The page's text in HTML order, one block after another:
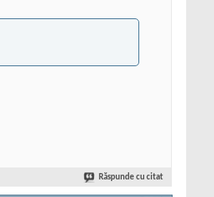
Răspunde cu citat